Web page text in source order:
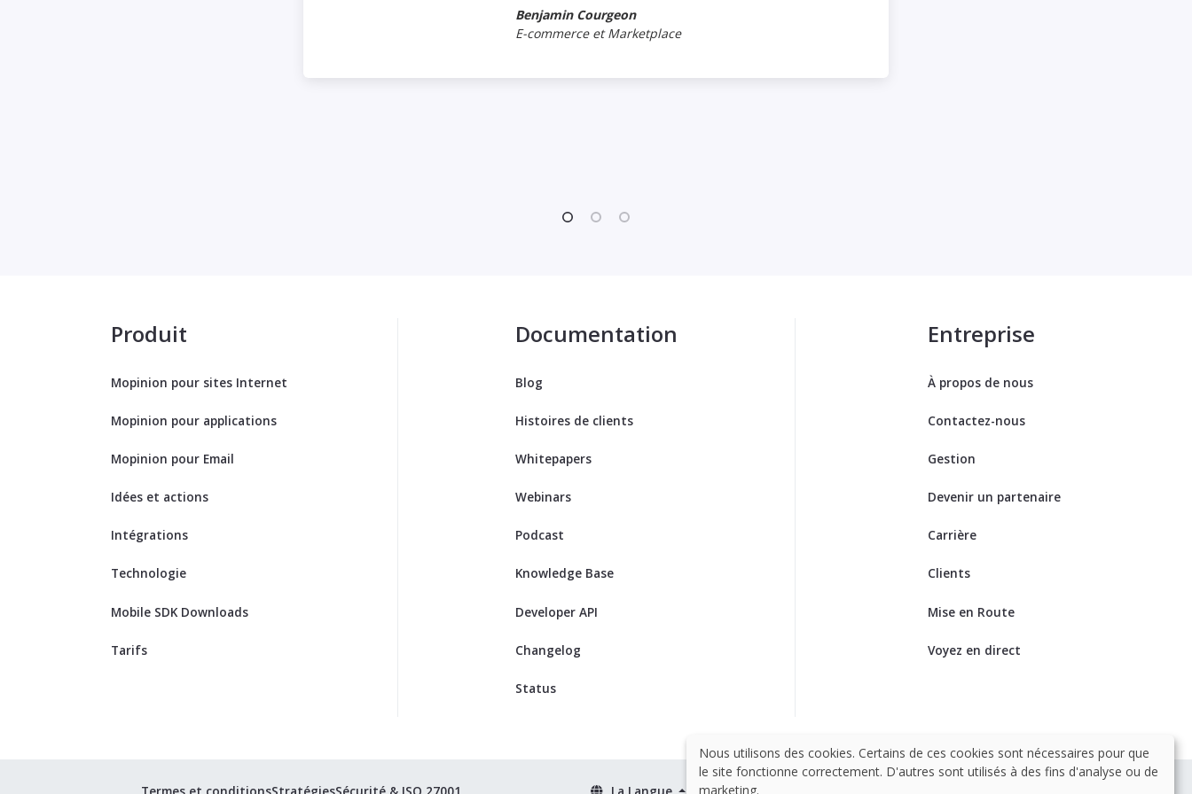
Benjamin Courgeon
E-commerce et Marketplace
Produit
Mopinion pour sites Internet
Mopinion pour applications
Mopinion pour Email
Idées et actions
Intégrations
Technologie
Mobile SDK Downloads
Tarifs
Documentation
Blog
Histoires de clients
Whitepapers
Webinars
Podcast
Knowledge Base
Developer API
Changelog
Status
Entreprise
À propos de nous
Contactez-nous
Gestion
Devenir un partenaire
Carrière
Clients
Mise en Route
Voyez en direct
Nous utilisons des cookies. Certains de ces cookies sont nécessaires pour que
le site fonctionne correctement. D'autres sont utilisés à des fins d'analyse ou de
marketing.